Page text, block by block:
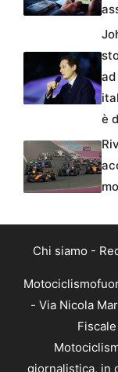
è
Chi siamo -
- Via Nicola
giornalistica, in